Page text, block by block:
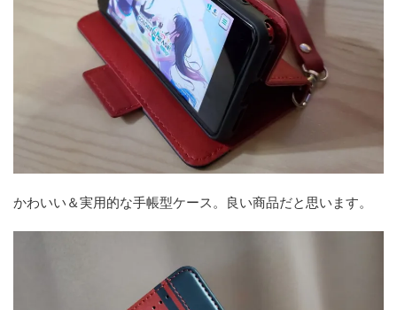
かわいい＆実用的な手帳型ケース。良い商品だと思います。